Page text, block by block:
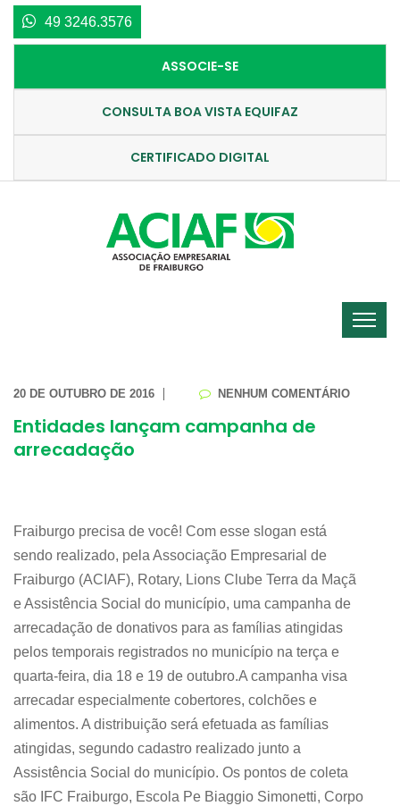
49 3246.3576
ASSOCIE-SE
CONSULTA BOA VISTA EQUIFAZ
CERTIFICADO DIGITAL
20 DE OUTUBRO DE 2016 NENHUM COMENTÁRIO
Entidades lançam campanha de
arrecadação
Fraiburgo precisa de você! Com esse slogan está
sendo realizado, pela Associação Empresarial de
Fraiburgo (ACIAF), Rotary, Lions Clube Terra da Maçã
e Assistência Social do município, uma campanha de
arrecadação de donativos para as famílias atingidas
pelos temporais registrados no município na terça e
quarta-feira, dia 18 e 19 de outubro.A campanha visa
arrecadar especialmente cobertores, colchões e
alimentos. A distribuição será efetuada as famílias
atingidas, segundo cadastro realizado junto a
Assistência Social do município. Os pontos de coleta
são IFC Fraiburgo, Escola Pe Biaggio Simonetti, Corpo